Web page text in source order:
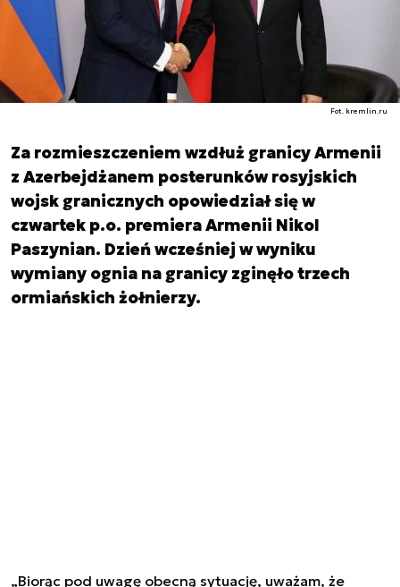
Fot. kremlin.ru
Za rozmieszczeniem wzdłuż granicy Armenii
z Azerbejdżanem posterunków rosyjskich
wojsk granicznych opowiedział się w
czwartek p.o. premiera Armenii Nikol
Paszynian. Dzień wcześniej w wyniku
wymiany ognia na granicy zginęło trzech
ormiańskich żołnierzy.
„Biorąc pod uwagę obecną sytuację, uważam, że